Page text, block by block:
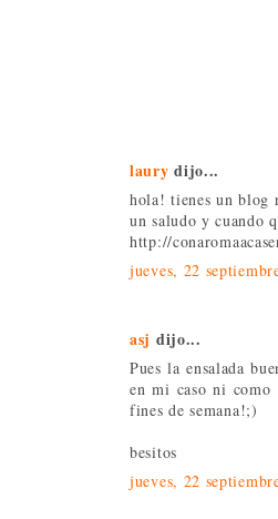
laury dijo...
hola! tienes un blog
un saludo y cuando
http://
jueves, 22
asj dijo...
Pues la ensalada
en mi caso ni como
fines de semana!;)
besitos
jueves, 22